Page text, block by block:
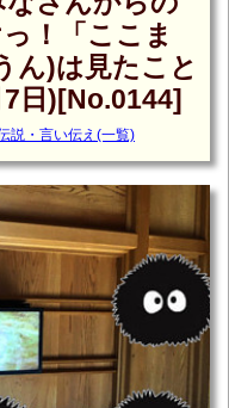
！「ここま
ん)は見たこと
日)[No.0144]
説・言い伝え(一覧)